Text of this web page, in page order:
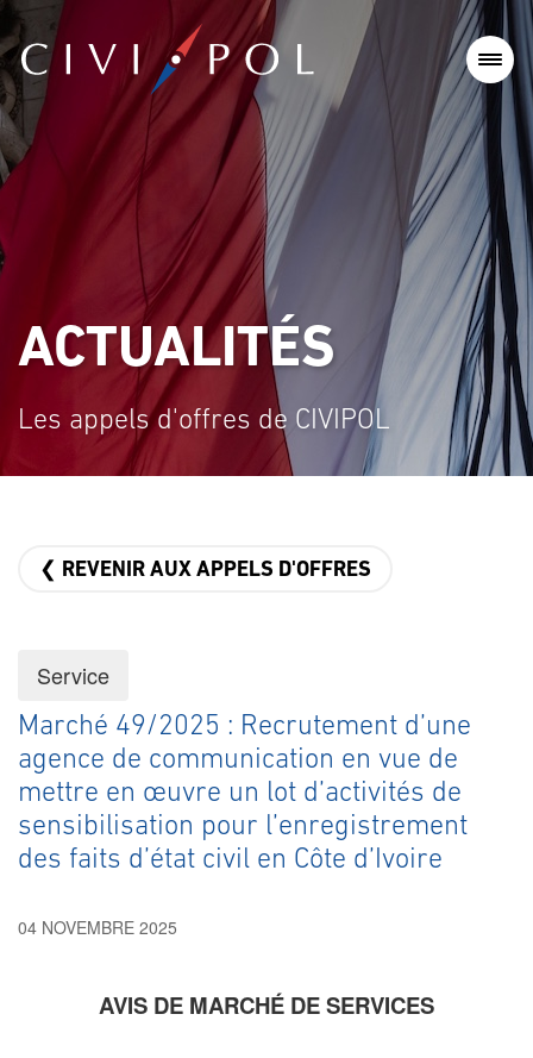
ACTUALITÉS
Les appels d'offres de CIVIPOL
❮ REVENIR AUX APPELS D'OFFRES
Service
Marché 49/2025 : Recrutement d’une
agence de communication en vue de
mettre en œuvre un lot d’activités de
sensibilisation pour l’enregistrement
des faits d’état civil en Côte d’Ivoire
04 NOVEMBRE 2025
AVIS DE MARCHÉ DE SERVICES